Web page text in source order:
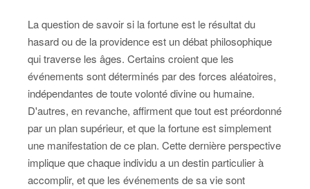
La question de savoir si la fortune est le résultat du
hasard ou de la providence est un débat philosophique
qui traverse les âges. Certains croient que les
événements sont déterminés par des forces aléatoires,
indépendantes de toute volonté divine ou humaine.
D'autres, en revanche, affirment que tout est préordonné
par un plan supérieur, et que la fortune est simplement
une manifestation de ce plan. Cette dernière perspective
implique que chaque individu a un destin particulier à
accomplir, et que les événements de sa vie sont